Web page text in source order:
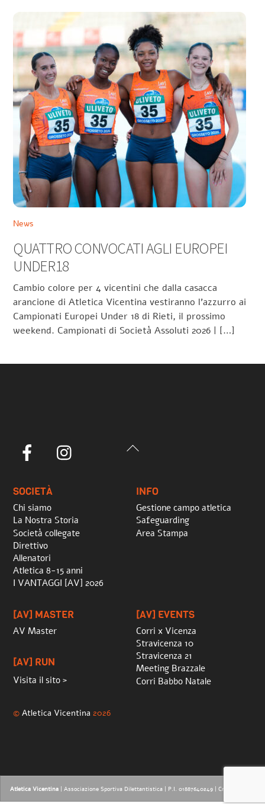
News
QUATTRO CONVOCATI AGLI EUROPEI
UNDER18
Cambio colore per 4 vicentini che dalla casacca
arancione di Atletica Vicentina vestiranno l’azzurro ai
Campionati Europei Under 18 di Rieti, il prossimo
weekend. Campionati di Società Assoluti 2026 | […]
Back
Facebook
SOCIETÀ
Chi siamo
La Nostra Storia
Società collegate
Direttivo
Allenatori
Atletica 8-15 anni
I VANTAGGI [AV] 2026
INFO
Gestione campo atletica
Safeguarding
Area Stampa
[AV] MASTER
AV Master
[AV] RUN
Visita il sito >
[AV] EVENTS
Corri x Vicenza
Stravicenza 10
Stravicenza 21
Meeting Brazzale
Corri Babbo Natale
©Atletica Vicentina 2026
Atletica Vicentina | Associazione Sportiva Dilettantistica | P.I. 01887640249 | Credits